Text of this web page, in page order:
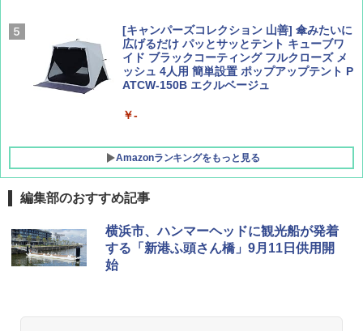
[キャンパーズコレクション 山善] 傘みたいに
広げるだけ パッとサッとテント キューブワ
イド ブラックコーティング フルクローズ メ
ッシュ 4人用 簡単設置 ポップアップテント P
ATCW-150B エクルベージュ
￥-
Amazonランキングをもっと見る
DEWEL パラソル 大型 ビーチ アウトドアパ
ラソル ガーデン サイトシート付 折りたたみ
防水 UVカット 4段階高さ調整 軽量 収納袋付
編集部のおすすめ記事
横浜市、ハンマーヘッドに観光船が発着
する「新港ふ頭さん橋」9月11日供用開
始